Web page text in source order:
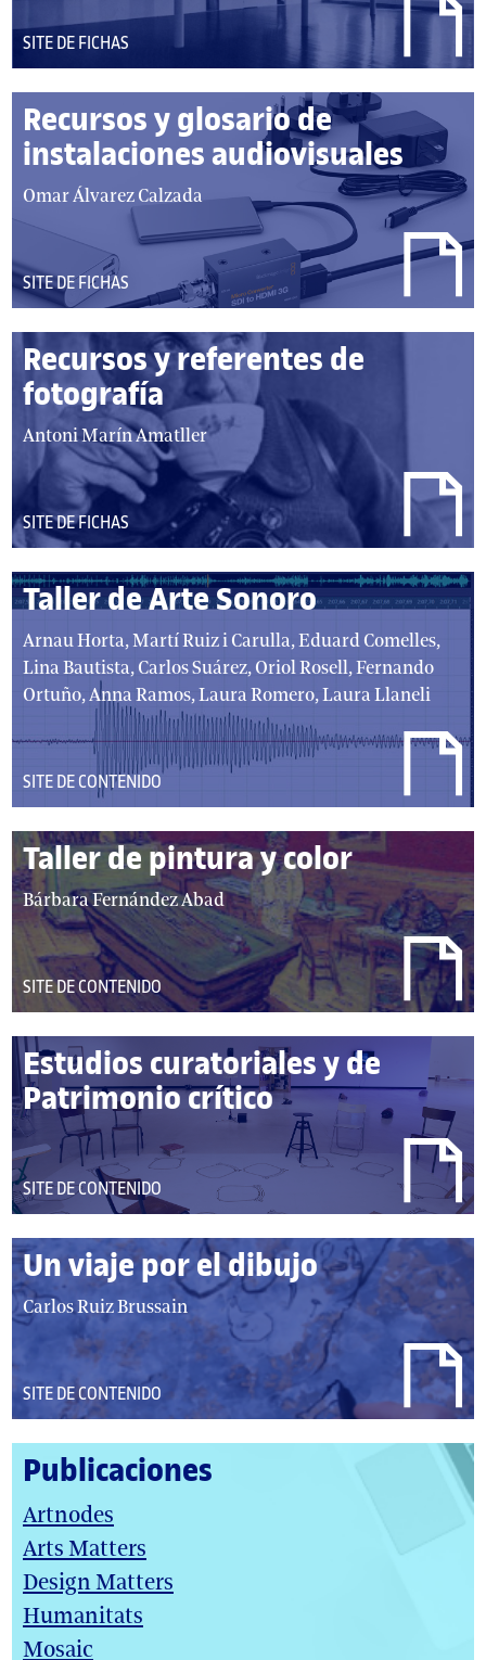
DEL
TIPO:
SITE DE FICHAS
Recursos y glosario de
instalaciones audiovisuales
autor/autores:
Omar Álvarez Calzada
DEL
TIPO:
SITE DE FICHAS
Recursos y referentes de
fotografía
autor/autores:
Antoni Marín Amatller
DEL
TIPO:
SITE DE FICHAS
Taller de Arte Sonoro
autor/autores:
Arnau Horta, Martí Ruiz i Carulla, Eduard Comelles,
Lina Bautista, Carlos Suárez, Oriol Rosell, Fernando
Ortuño, Anna Ramos, Laura Romero, Laura Llaneli
DEL
TIPO:
SITE DE CONTENIDO
Taller de pintura y color
autor/autores:
Bárbara Fernández Abad
DEL
TIPO:
SITE DE CONTENIDO
Estudios curatoriales y de
Patrimonio crítico
autor/autores:
DEL
TIPO:
SITE DE CONTENIDO
Un viaje por el dibujo
autor/autores:
Carlos Ruiz Brussain
DEL
TIPO:
SITE DE CONTENIDO
Publicaciones
Artnodes
Arts Matters
Design Matters
Humanitats
Mosaic